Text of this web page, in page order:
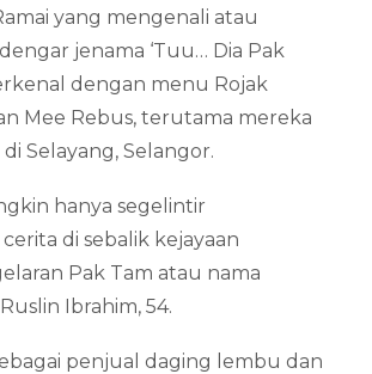
yang mengenali atau
jenama ‘Tuu… Dia Pak
dengan menu Rojak
Mee Rebus, terutama mereka
Selayang, Selangor.
hanya segelintir
di sebalik kejayaan
Pak Tam atau nama
Ibrahim, 54.
penjual daging lembu dan